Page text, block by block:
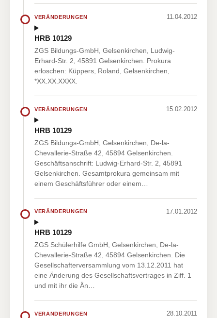
VERÄNDERUNGEN 11.04.2012
HRB 10129
ZGS Bildungs-GmbH, Gelsenkirchen, Ludwig-
Erhard-Str. 2, 45891 Gelsenkirchen. Prokura
erloschen: Küppers, Roland, Gelsenkirchen,
*XX.XX.XXXX.
VERÄNDERUNGEN 15.02.2012
HRB 10129
ZGS Bildungs-GmbH, Gelsenkirchen, De-la-
Chevallerie-Straße 42, 45894 Gelsenkirchen.
Geschäftsanschrift: Ludwig-Erhard-Str. 2, 45891
Gelsenkirchen. Gesamtprokura gemeinsam mit
einem Geschäftsführer oder einem…
VERÄNDERUNGEN 17.01.2012
HRB 10129
ZGS Schülerhilfe GmbH, Gelsenkirchen, De-la-
Chevallerie-Straße 42, 45894 Gelsenkirchen. Die
Gesellschafterversammlung vom 13.12.2011 hat
eine Änderung des Gesellschaftsvertrages in Ziff. 1
und mit ihr die Än…
VERÄNDERUNGEN 28.10.2011